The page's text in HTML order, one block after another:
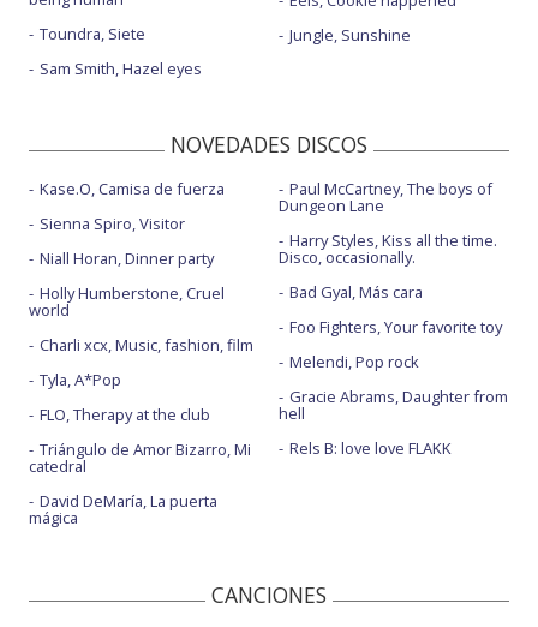
Toundra, Siete
Sam Smith, Hazel eyes
Jungle, Sunshine
NOVEDADES DISCOS
Kase.O, Camisa de fuerza
Sienna Spiro, Visitor
Niall Horan, Dinner party
Holly Humberstone, Cruel
world
Charli xcx, Music, fashion, film
Tyla, A*Pop
FLO, Therapy at the club
Triángulo de Amor Bizarro, Mi
catedral
David DeMaría, La puerta
mágica
Paul McCartney, The boys of
Dungeon Lane
Harry Styles, Kiss all the time.
Disco, occasionally.
Bad Gyal, Más cara
Foo Fighters, Your favorite toy
Melendi, Pop rock
Gracie Abrams, Daughter from
hell
Rels B: love love FLAKK
CANCIONES